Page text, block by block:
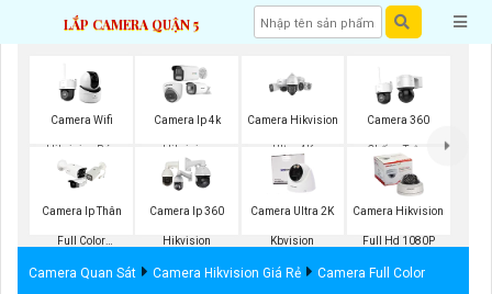
LẮP CAMERA QUẬN 5
Camera Wifi
Hikvision Báo
Động
Camera Ip 4k
Hikvision
Camera Hikvision
Ultra 4K
Camera 360
Chống Trộm
Hikvision
Camera Ip Thân
Full Color
Hikvision
Camera Ip 360
Hikvision
Camera Ultra 2K
Kbvision
Camera Hikvision
Full Hd 1080P
Camera Quan Sát Camera Hikvision Giá Rẻ
Camera Full Color